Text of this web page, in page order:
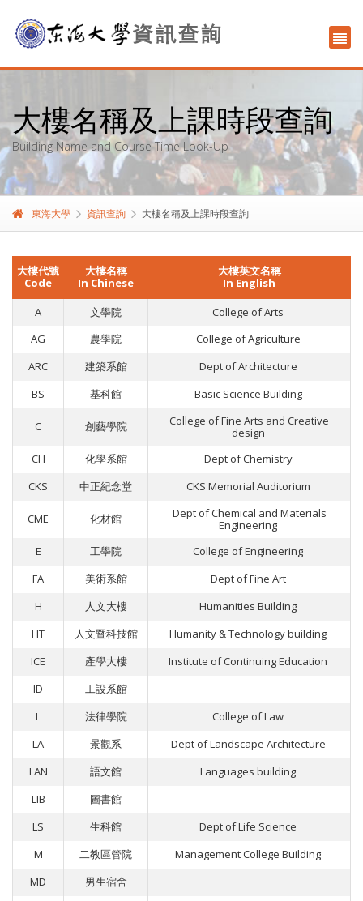
大樓名稱及上課時段查詢
Building Name and Course Time Look-Up
東海大學 資訊查詢 大樓名稱及上課時段查詢
大樓代號
Code
大樓名稱
In Chinese
大樓英文名稱
In English
A
文學院
College of Arts
AG
農學院
College of Agriculture
ARC
建築系館
Dept of Architecture
BS
基科館 Basic Science Building
C 創藝學院
College of Fine Arts and Creative
design
CH
化學系館
Dept of Chemistry
CKS
中正紀念堂 CKS Memorial Auditorium
CME 化材館
Dept of Chemical and Materials
Engineering
E
工學院
College of Engineering
FA
美術系館
Dept of Fine Art
H
人文大樓
Humanities Building
HT
人文暨科技館
Humanity & Technology building
ICE
產學大樓
Institute of Continuing Education
ID
工設系館
L
法律學院
College of Law
LA
景觀系
Dept of Landscape Architecture
LAN
語文館
Languages building
LIB
圖書館
LS
生科館
Dept of Life Science
M
二教區管院
Management College Building
MD
男生宿舍